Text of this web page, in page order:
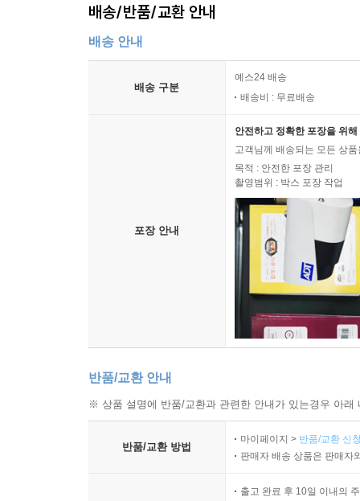
배송/반품/교환 안내
배송 안내
배송 구분
예스24 배송
배송비 : 무료배송
포장 안내
안전하고 정확한 포장을 위
고객님께 배송되는 모든 상
목적 : 안전한 포장 관리
촬영범위 : 박스 포장 작업
반품/교환 안내
※ 상품 설명에 반품/교환과 관련한 안내가 있는경우 아
반품/교환 방법
마이페이지 > 반품/교환 신
판매자 배송 상품은 판매자
출고 완료 후 10일 이내의